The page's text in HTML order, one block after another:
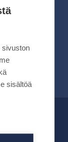
sivuston
sisältöä